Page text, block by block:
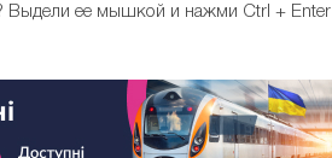
Выдели ее мышкой и нажми Ctrl + Enter